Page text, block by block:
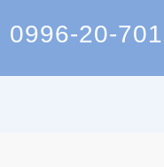
0996-20-